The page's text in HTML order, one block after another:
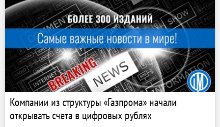
Компании из структуры «Газпрома» начали
открывать счета в цифровых рублях